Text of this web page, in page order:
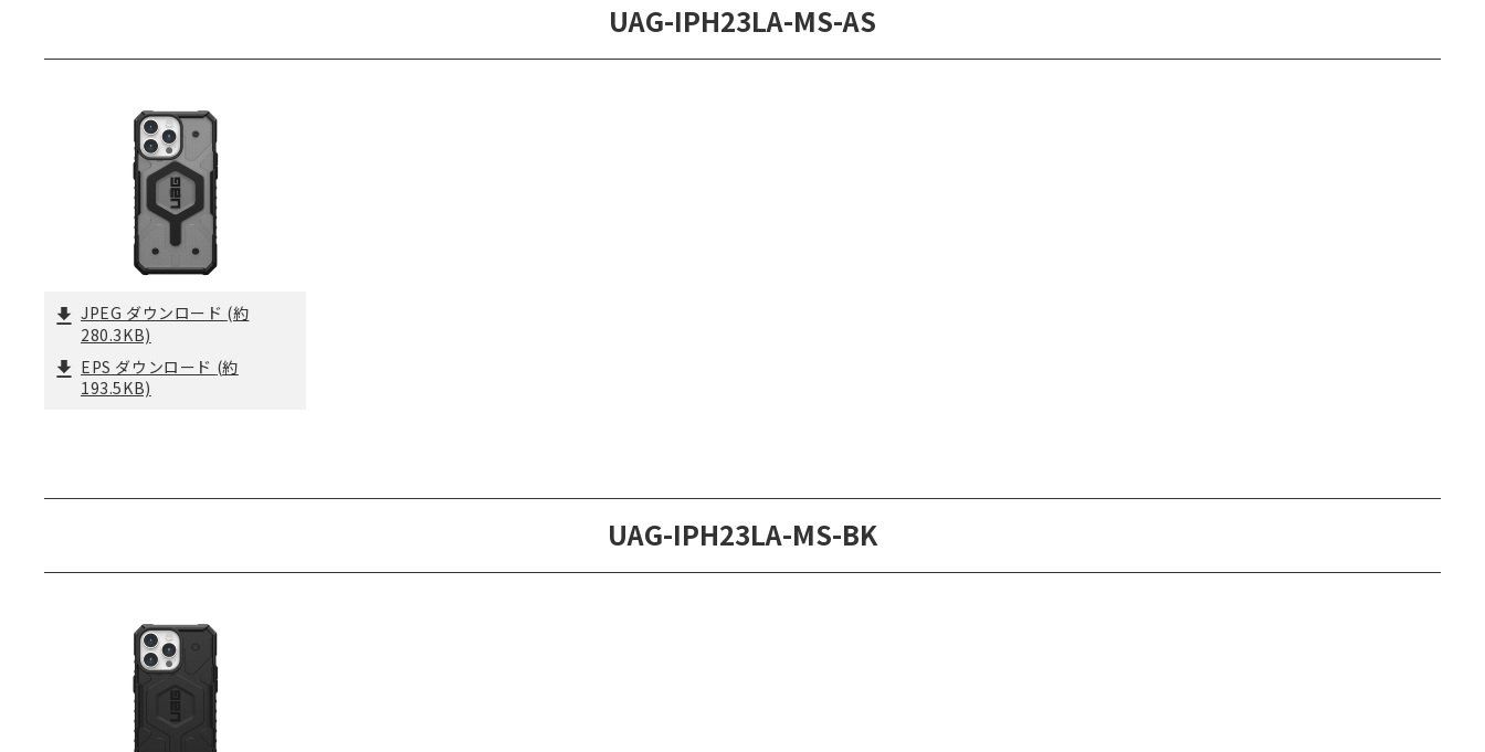
UAG-IPH23LA-MS-AS
JPEG ダウンロード (約
280.3KB)
EPS ダウンロード (約
193.5KB)
UAG-IPH23LA-MS-BK